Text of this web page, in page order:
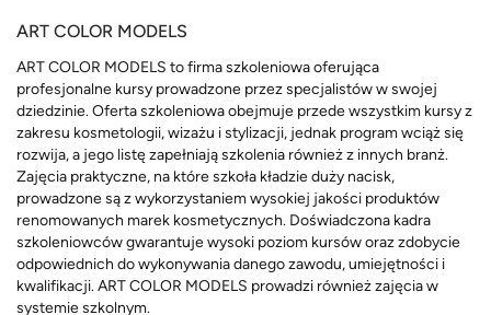
ART COLOR MODELS
ART COLOR MODELS to firma szkoleniowa oferująca
profesjonalne kursy prowadzone przez specjalistów w swojej
dziedzinie. Oferta szkoleniowa obejmuje przede wszystkim kursy z
zakresu kosmetologii, wizażu i stylizacji, jednak program wciąż się
rozwija, a jego listę zapełniają szkolenia również z innych branż.
Zajęcia praktyczne, na które szkoła kładzie duży nacisk,
prowadzone są z wykorzystaniem wysokiej jakości produktów
renomowanych marek kosmetycznych. Doświadczona kadra
szkoleniowców gwarantuje wysoki poziom kursów oraz zdobycie
odpowiednich do wykonywania danego zawodu, umiejętności i
kwalifikacji. ART COLOR MODELS prowadzi również zajęcia w
systemie szkolnym.